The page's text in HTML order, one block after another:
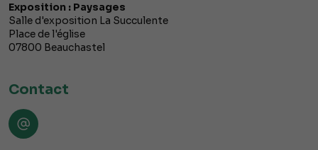
Exposition : Paysages
Salle d'exposition La Succulente
Place de l'église
07800 Beauchastel
Contact